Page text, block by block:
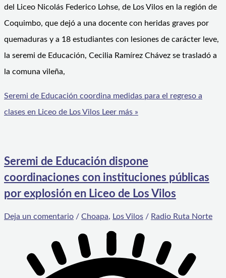
del Liceo Nicolás Federico Lohse, de Los Vilos en la región de
Coquimbo, que dejó a una docente con heridas graves por
quemaduras y a 18 estudiantes con lesiones de carácter leve,
la seremi de Educación, Cecilia Ramírez Chávez se trasladó a
la comuna vileña,
Seremi de Educación coordina medidas para el regreso a
clases en Liceo de Los Vilos Leer más »
Seremi de Educación dispone
coordinaciones con instituciones públicas
por explosión en Liceo de Los Vilos
Deja un comentario / Choapa, Los Vilos / Radio Ruta Norte